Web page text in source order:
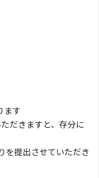
ます
だきますと、存分に
を提出させていただき